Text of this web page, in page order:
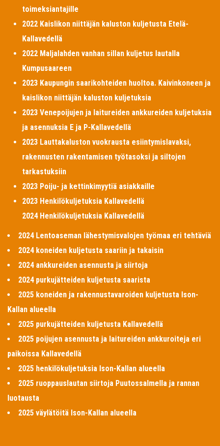
toimeksiantajille
2022 Kaislikon niittäjän kaluston kuljetusta Etelä-
Kallavedellä
2022 Maljalahden vanhan sillan kuljetus lautalla
Kumpusaareen
2023 Kaupungin saarikohteiden huoltoa. Kaivinkoneen ja
kaislikon niittäjän kaluston kuljetuksia
2023 Venepoijujen ja laitureiden ankkureiden kuljetuksia
ja asennuksia E ja P-Kallavedellä
2023 Lauttakaluston vuokrausta esiintymislavaksi,
rakennusten rakentamisen työtasoksi ja siltojen
tarkastuksiin
2023 Poiju- ja kettinkimyytiä asiakkaille
2023 Henkilökuljetuksia Kallavedellä
2024 Henkilökuljetuksia Kallavedellä
2024 Lentoaseman lähestymisvalojen työmaa eri tehtäviä
2024 koneiden kuljetusta saariin ja takaisin
2024 ankkureiden asennusta ja siirtoja
2024 purkujätteiden kuljetusta saarista
2025 koneiden ja rakennustavaroiden kuljetusta Ison-
Kallan alueella
2025 purkujätteiden kuljetusta Kallavedellä
2025 poijujen asennusta ja laitureiden ankkuroiteja eri
paikoissa Kallavedellä
2025 henkilökuljetuksia Ison-Kallan alueella
2025 ruoppauslautan siirtoja Puutossalmella ja rannan
luotausta
2025 väylätöitä Ison-Kallan alueella